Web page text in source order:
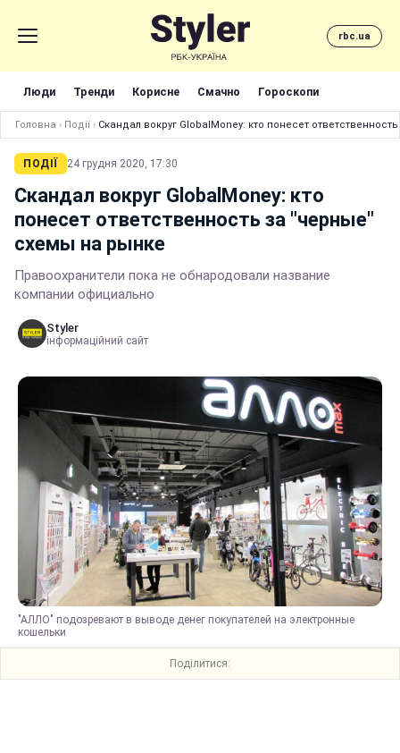
rbc.ua
Люди Тренди Корисне Смачно Гороскопи
Головна › Події › Скандал вокруг GlobalMoney: кто понесет
ПОДІЇ 24 грудня 2020, 17:30
Скандал вокруг GlobalMoney: кто
понесет ответственность за "черные"
схемы на рынке
Правоохранители пока не обнародовали название
компании официально
Styler
інформаційний сайт
"АЛЛО" подозревают в выводе денег покупателей на электронные
кошельки
Поділитися: